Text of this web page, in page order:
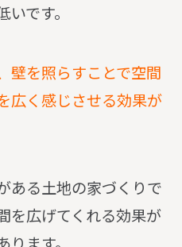
です。
壁を照らすことで空間
広く感じさせる効果が
ある土地の家づくりで
を広げてくれる効果が